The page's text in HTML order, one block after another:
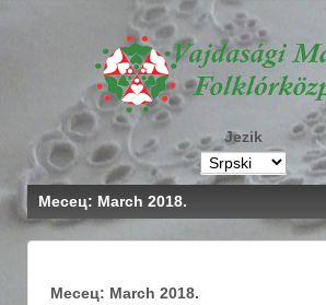
Jezik
Месец: March 2018.
Месец: March 2018.